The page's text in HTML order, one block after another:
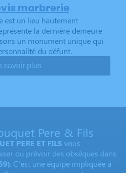
marbrerie
est un lieu hautement
la dernière demeure
un monument unique qui
du défunt.
savoir plus
Pere & Fils
PERE ET FILS vous
ou prévoir des obsèques dans
. C’est une équipe impliquée à